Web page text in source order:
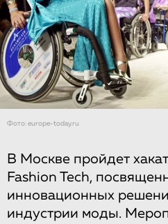
Фото: europe-today.ru
В Москве пройдет
Fashion Tech,
инновационных
индустрии моды.